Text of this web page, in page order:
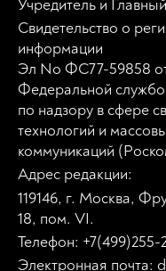
Учредитель и
Свидетельство о
информации
Эл No ФС77-59858
Федеральной
по надзору в сфере
технологий и
коммуникаций
Адрес редакции:
119146, г. Москва,
18, пом. VI.
Телефон: +7(499)255-
Электронная почта: